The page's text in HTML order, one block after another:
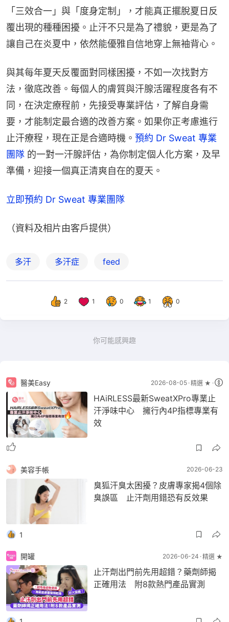
「三效合一」與「度身定制」，才能真正擺脫夏日反
覆出現的種種困擾。止汗不只是為了禮貌，更是為了
讓自己在炎夏中，依然能優雅自信地穿上無袖背心。
與其每年夏天反覆面對同樣困擾，不如一次找對方
法，徹底改善。每個人的膚質與汗腺活躍程度各有不
同，在決定療程前，先接受專業評估，了解自身需
要，才能制定最合適的改善方案。如果你正考慮進行
止汗療程，現在正是合適時機。 預約 Dr Sweat 專業
團隊 的一對一汗腺評估，為你制定個人化方案，及早
準備，迎接一個真正清爽自在的夏天。
立即預約 Dr Sweat 專業團隊
（資料及相片由客戶提供）
多汗 多汗症 feed
2 1 0 1 0
你可能感興趣
醫美Easy 2026-08-05 精選 ★
HAiRLESS最新SweatXPro專業止
汗淨味中心 擁行內4P指標專業有
效
美容手帳 2026-06-23
臭狐汗臭太困擾？皮膚專家揭4個除
臭誤區 止汗劑用錯恐有反效果
1
開罐 2026-06-24 精選 ★
止汗劑出門前先用超錯？藥劑師揭
正確用法 附8款熱門產品實測